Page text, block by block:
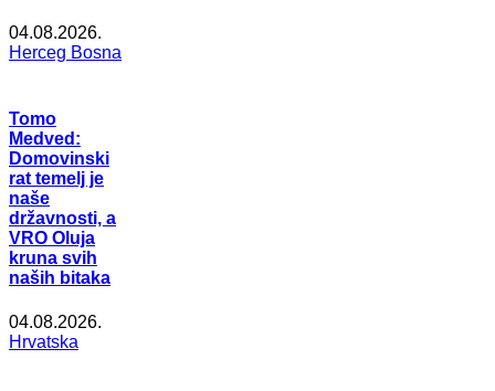
04.08.2026.
Herceg Bosna
Tomo
Medved:
Domovinski
rat temelj je
naše
državnosti, a
VRO Oluja
kruna svih
naših bitaka
04.08.2026.
Hrvatska